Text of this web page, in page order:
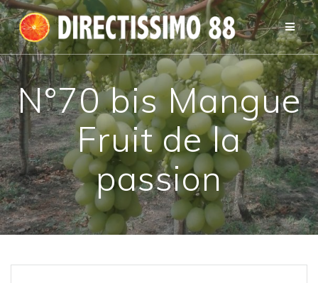
Passer
au
contenu
N°70 bis Mangue
Fruit de la
passion